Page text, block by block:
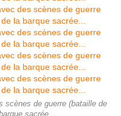
scènes de guerre (bataille de
sacrée...